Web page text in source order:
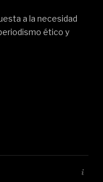
a la necesidad
ético y